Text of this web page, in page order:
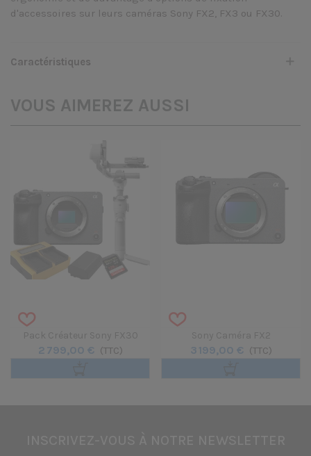
d'accessoires sur leurs caméras Sony FX2, FX3 ou FX30.
Caractéristiques
VOUS AIMEREZ AUSSI
2 799,00 € (TTC) 3 199,00 € (TTC)